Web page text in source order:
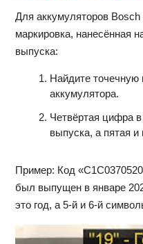
Для аккумуляторов
маркировка, нанесённая
выпуска:
Найдите точечную
аккумулятора.
Четвёртая цифра
выпуска, а пятая
Пример: Код
был выпущен в январе
это год, а 5-й и 6-й